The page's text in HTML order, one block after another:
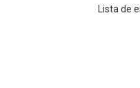
Lista de